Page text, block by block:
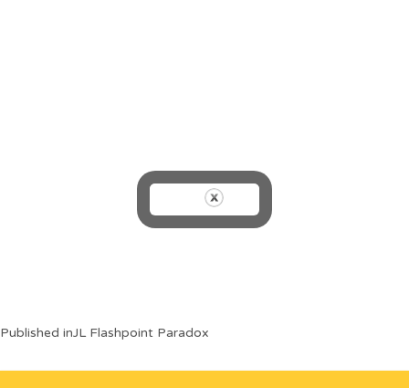
Post
navigation
Published inJL Flashpoint Paradox